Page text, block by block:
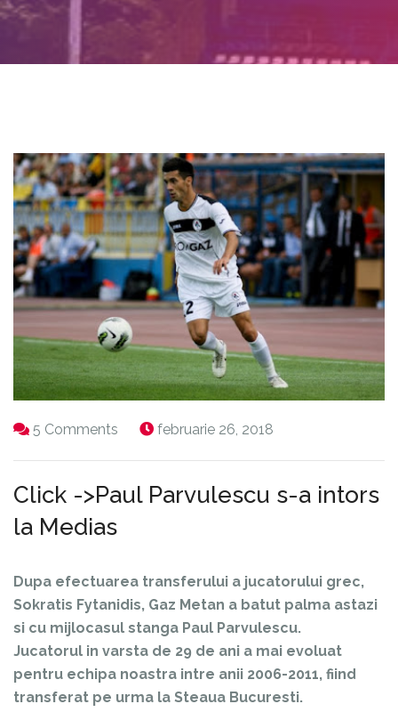
5 Comments februarie 26, 2018
Click ->Paul Parvulescu s-a intors
la Medias
Dupa efectuarea transferului a jucatorului grec,
Sokratis Fytanidis, Gaz Metan a batut palma astazi
si cu mijlocasul stanga Paul Parvulescu.
Jucatorul in varsta de 29 de ani a mai evoluat
pentru echipa noastra intre anii 2006-2011, fiind
transferat pe urma la Steaua Bucuresti.